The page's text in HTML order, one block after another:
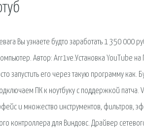
Вы узнаете будто заработать 1 350 000
Автор: Arr1ve.Установка YouTube
запустить его через такую программу как.
ПК к ноутбуку с поддержкой
и множество инструментов, фильтров,
контроллера для Виндовс. Драйвер